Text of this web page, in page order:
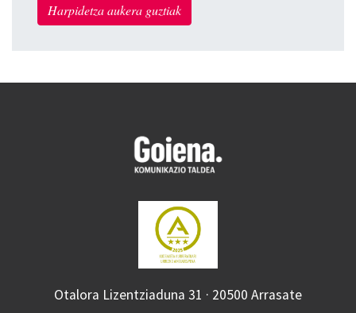
Harpidetza aukera guztiak
Otalora Lizentziaduna 31 · 20500 Arrasate